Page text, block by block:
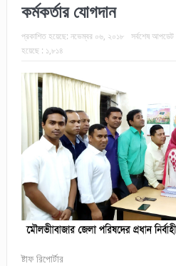
কর্মকর্তার যোগদান
প্রকাশিত হয়েছে: নভেম্বর ০৬, ২০১৮ সর্বশেষ আপডেট
হয়েছে : ১,৮১৪
ষ্টাফ রিপোর্টার